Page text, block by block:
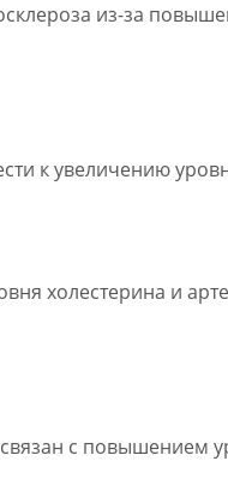
из-за
к увеличению
холестерина и
с повышением